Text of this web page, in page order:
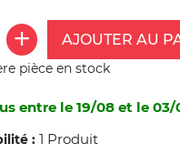
AJOUTER AU
pièce en stock
entre le 19/08 et le 03/
: 1 Produit